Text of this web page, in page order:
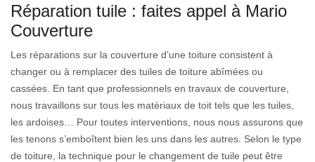
Réparation tuile : faites appel à Mario
Couverture
Les réparations sur la couverture d’une toiture consistent à
changer ou à remplacer des tuiles de toiture abîmées ou
cassées. En tant que professionnels en travaux de couverture,
nous travaillons sur tous les matériaux de toit tels que les tuiles,
les ardoises… Pour toutes interventions, nous nous assurons que
les tenons s’emboîtent bien les uns dans les autres. Selon le type
de toiture, la technique pour le changement de tuile peut être